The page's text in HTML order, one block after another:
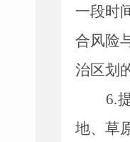
一段时
合风险
治区划
6.
地、草